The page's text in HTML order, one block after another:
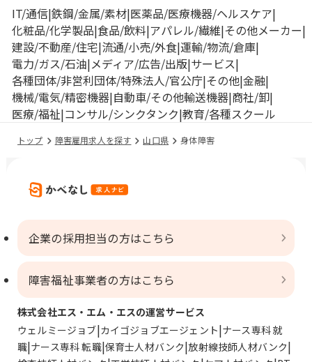
IT/通信 鉄鋼/金属/素材 医薬品/医療機器/ヘルスケア
化粧品/化学製品 食品/飲料 アパレル/繊維 その他メーカー
建設/不動産/住宅 流通/小売/外食 運輸/物流/倉庫
電力/ガス/石油 メディア/広告/出版 サービス
各種団体/非営利団体/特殊法人/官公庁 その他 金融
機械/電気/精密機器 自動車/その他輸送機器 商社/卸
医療/福祉 コンサル/シンクタンク 教育/各種スクール
トップ 障害雇用求人を探す 山口県 身体障害
企業の採用担当の方はこちら
障害福祉事業者の方はこちら
株式会社エス・エム・エスの運営サービス
ウェルミージョブ カイゴジョブエージェント ナース専科 就
職 ナース専科 転職 保育士人材バンク 放射線技師人材バンク